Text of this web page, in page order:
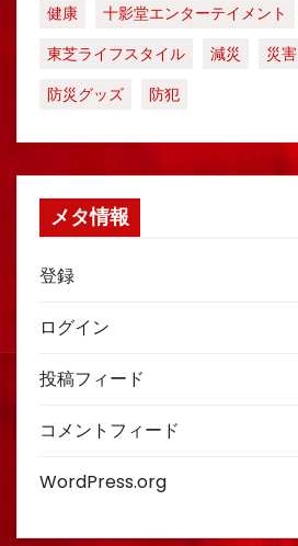
健康
十影堂エンターテイメント
東芝ライフスタイル
減災 災害
防災グッズ
防犯
メタ情報
登録
ログイン
投稿フィード
コメントフィード
WordPress.org